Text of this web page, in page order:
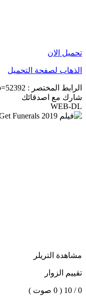
تحميل الان
الذهاب لصفحة التحميل
الرابط المختصر :
شارك مع اصدقائك
WEB-DL
مشاهدة التريلر
تقييم الزوار
0 / 10 ( 0 صوت )